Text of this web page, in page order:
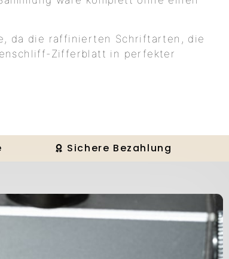
da die raffinierten Schriftarten, die
Zifferblatt in perfekter
Sichere Bezahlung